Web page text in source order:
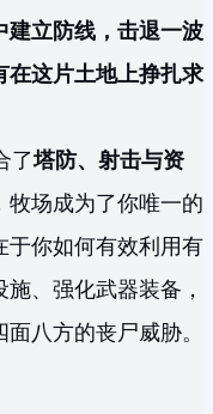
建立防线，击退一波
在这片土地上挣扎求
了塔防、射击与资
牧场成为了你唯一的
于你如何有效利用有
、强化武器装备，
八方的丧尸威胁。